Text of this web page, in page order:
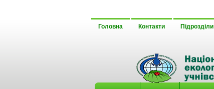
Головна Контакти Підрозділи